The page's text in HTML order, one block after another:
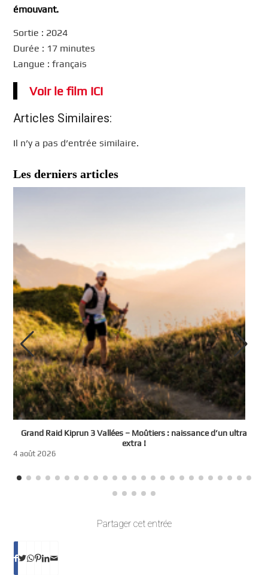
émouvant.
Sortie : 2024
Durée : 17 minutes
Langue : français
Voir le film ICI
Articles Similaires:
Il n’y a pas d’entrée similaire.
Les derniers articles
Grand Raid Kiprun 3 Vallées – Moûtiers : naissance d’un ultra
extra !
4 août 2026
Partager cet entrée